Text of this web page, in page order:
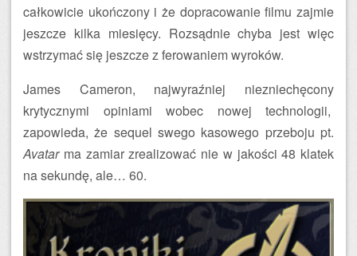
całkowicie ukończony i że dopracowanie filmu zajmie
jeszcze kilka miesięcy. Rozsądnie chyba jest więc
wstrzymać się jeszcze z ferowaniem wyroków.
James Cameron, najwyraźniej niezniechęcony
krytycznymi opiniami wobec nowej technologii,
zapowieda, że sequel swego kasowego przeboju pt.
Avatarma zamiar zrealizować nie w jakości 48 klatek
na sekundę, ale… 60.